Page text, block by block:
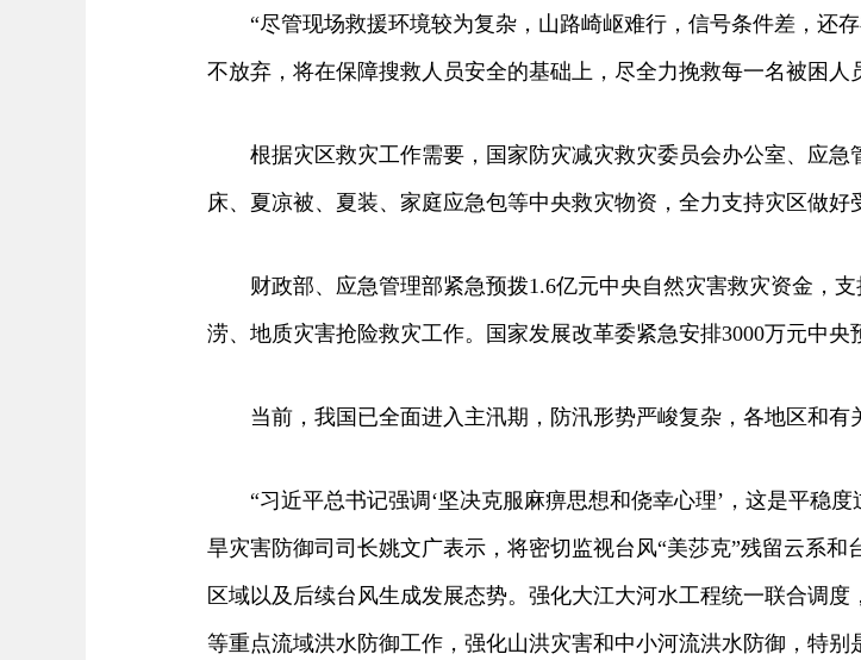
“尽管现场救援环境较为复杂，山路崎岖难行，信号条件差，还
不放弃，将在保障搜救人员安全的基础上，尽全力挽救每一名被困人
根据灾区救灾工作需要，国家防灾减灾救灾委员会办公室、应急
床、夏凉被、夏装、家庭应急包等中央救灾物资，全力支持灾区做好
财政部、应急管理部紧急预拨1.6亿元中央自然灾害救灾资金，支
涝、地质灾害抢险救灾工作。国家发展改革委紧急安排3000万元中
当前，我国已全面进入主汛期，防汛形势严峻复杂，各地区和有
“习近平总书记强调‘坚决克服麻痹思想和侥幸心理’，这是平稳度
旱灾害防御司司长姚文广表示，将密切监视台风“美莎克”残留云系
区域以及后续台风生成发展态势。强化大江大河水工程统一联合调
等重点流域洪水防御工作，强化山洪灾害和中小河流洪水防御，特